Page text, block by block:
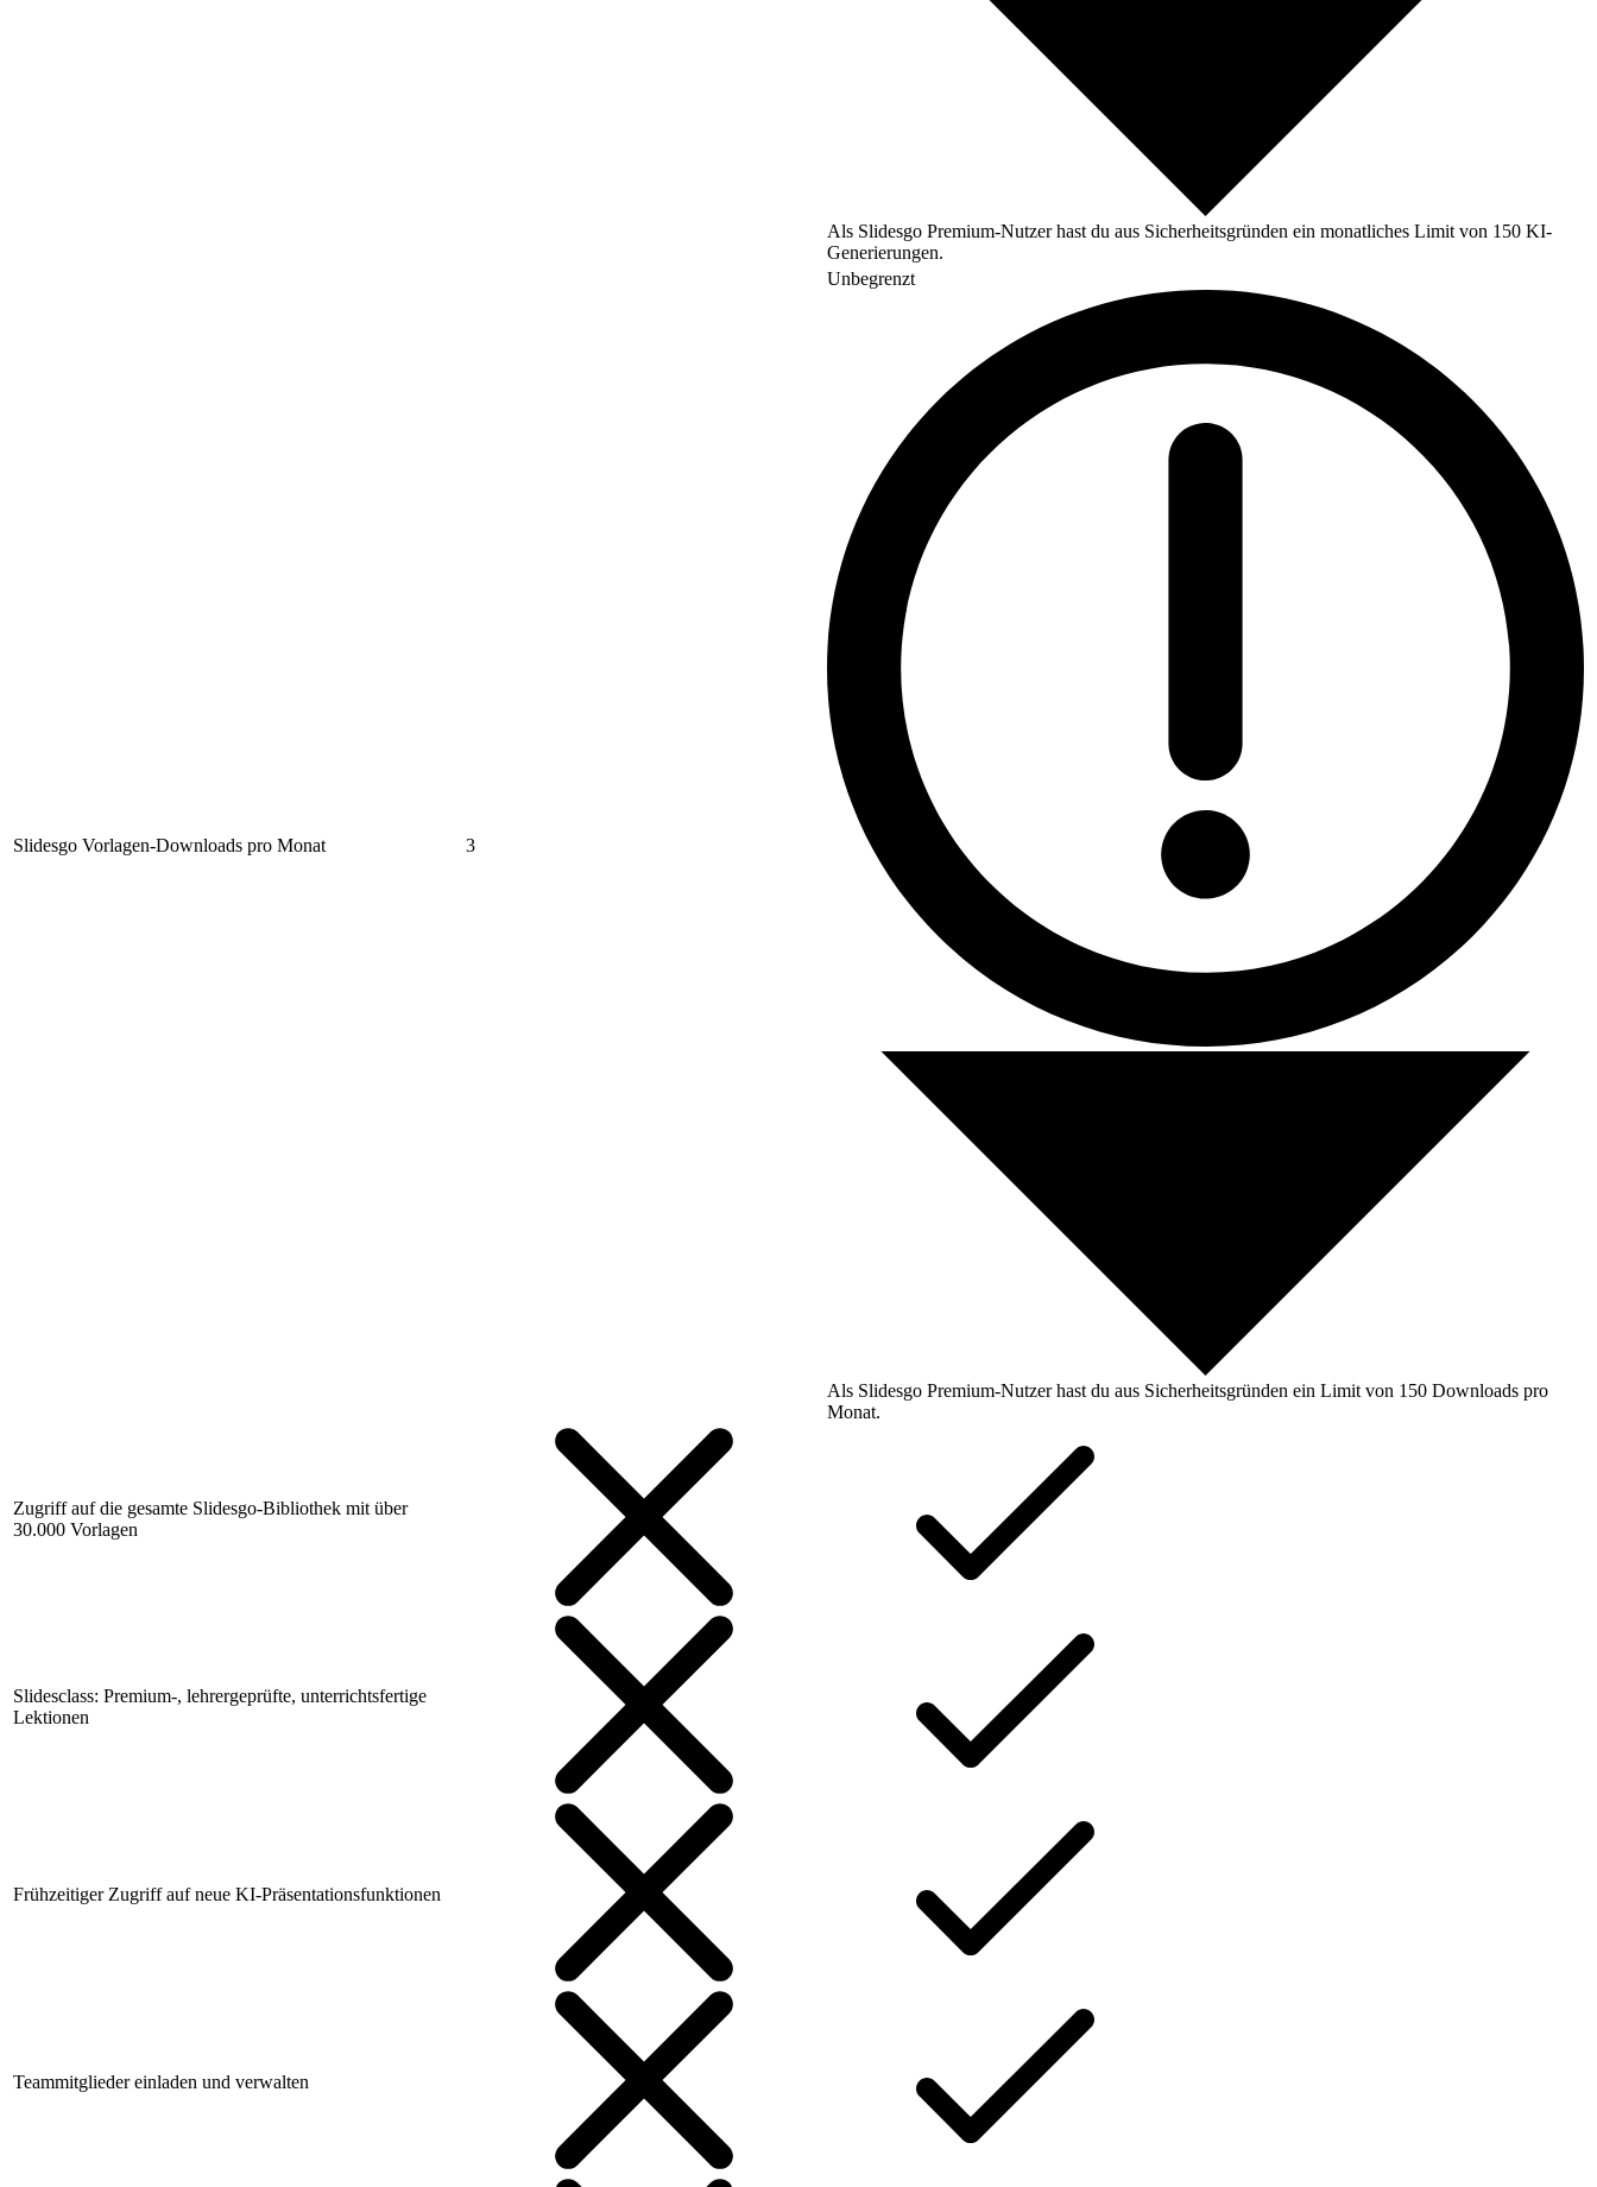
Als Slidesgo Premium-Nutzer hast du aus Sicherheitsgründen ein monatliches Limit von 150 KI-
Generierungen.
Slidesgo Vorlagen-Downloads pro Monat 3
Unbegrenzt
Als Slidesgo Premium-Nutzer hast du aus Sicherheitsgründen ein Limit von 150 Downloads pro
Monat.
Zugriff auf die gesamte Slidesgo-Bibliothek mit über
30.000 Vorlagen
Slidesclass: Premium-, lehrergeprüfte, unterrichtsfertige
Lektionen
Frühzeitiger Zugriff auf neue KI-Präsentationsfunktionen
Teammitglieder einladen und verwalten